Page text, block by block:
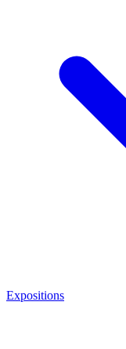
Expositions